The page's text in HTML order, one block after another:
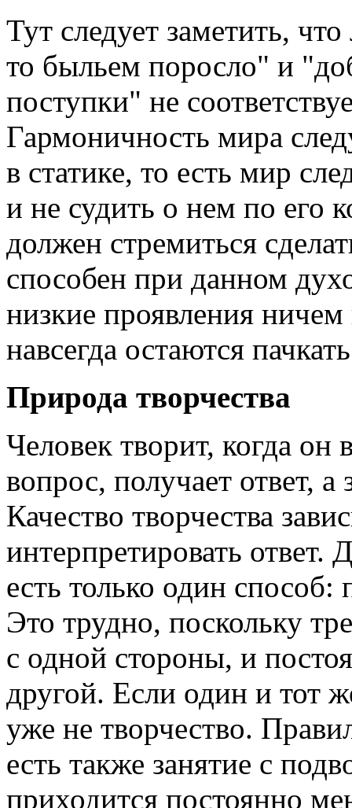
Тут следует заметить,
то быльем поросло" и
поступки" не
Гармоничность мира
в статике, то есть мир
и не судить о нем по его
должен стремиться
способен при данном
низкие проявления
навсегда остаются
Природа творчества
Человек творит, когда он
вопрос, получает ответ,
Качество творчества
интерпретировать ответ.
есть только один способ:
Это трудно, поскольку
с одной стороны, и
другой. Если один и тот
уже не творчество.
есть также занятие с
приходится постоянно